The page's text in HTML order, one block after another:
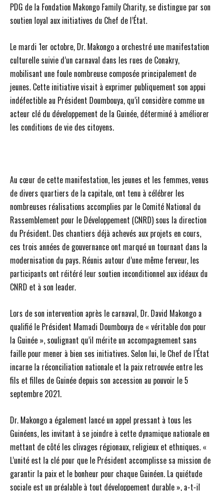
PDG de la Fondation Makongo Family Charity, se distingue par son
soutien loyal aux initiatives du Chef de l’État.
Le mardi 1er octobre, Dr. Makongo a orchestré une manifestation
culturelle suivie d’un carnaval dans les rues de Conakry,
mobilisant une foule nombreuse composée principalement de
jeunes. Cette initiative visait à exprimer publiquement son appui
indéfectible au Président Doumbouya, qu’il considère comme un
acteur clé du développement de la Guinée, déterminé à améliorer
les conditions de vie des citoyens.
Au cœur de cette manifestation, les jeunes et les femmes, venus
de divers quartiers de la capitale, ont tenu à célébrer les
nombreuses réalisations accomplies par le Comité National du
Rassemblement pour le Développement (CNRD) sous la direction
du Président. Des chantiers déjà achevés aux projets en cours,
ces trois années de gouvernance ont marqué un tournant dans la
modernisation du pays. Réunis autour d’une même ferveur, les
participants ont réitéré leur soutien inconditionnel aux idéaux du
CNRD et à son leader.
Lors de son intervention après le carnaval, Dr. David Makongo a
qualifié le Président Mamadi Doumbouya de « véritable don pour
la Guinée », soulignant qu’il mérite un accompagnement sans
faille pour mener à bien ses initiatives. Selon lui, le Chef de l’État
incarne la réconciliation nationale et la paix retrouvée entre les
fils et filles de Guinée depuis son accession au pouvoir le 5
septembre 2021.
Dr. Makongo a également lancé un appel pressant à tous les
Guinéens, les invitant à se joindre à cette dynamique nationale en
mettant de côté les clivages régionaux, religieux et ethniques. «
L’unité est la clé pour que le Président accomplisse sa mission de
garantir la paix et le bonheur pour chaque Guinéen. La quiétude
sociale est un préalable à tout développement durable », a-t-il